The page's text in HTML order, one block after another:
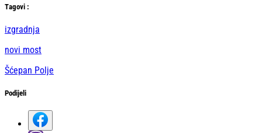
Тagovi :
izgradnja
novi most
Šćepan Polje
Podijeli